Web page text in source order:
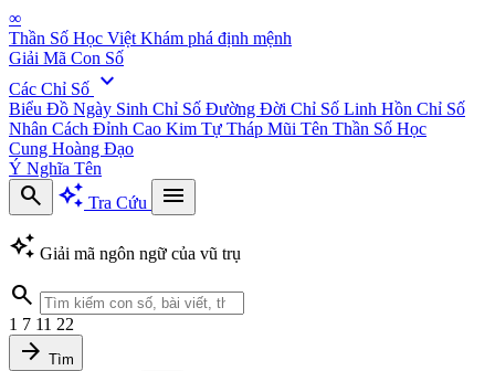
∞
Thần Số Học Việt Khám phá định mệnh
Giải Mã Con Số
Các Chỉ Số expand_more
Biểu Đồ Ngày Sinh Chỉ Số Đường Đời Chỉ Số Linh Hồn Chỉ Số
Nhân Cách Đỉnh Cao Kim Tự Tháp Mũi Tên Thần Số Học
Cung Hoàng Đạo
Ý Nghĩa Tên
search auto_awesome Tra Cứu
menu
auto_awesome Giải mã ngôn ngữ của vũ trụ
search
1 7 11 22
arrow_forward Tìm